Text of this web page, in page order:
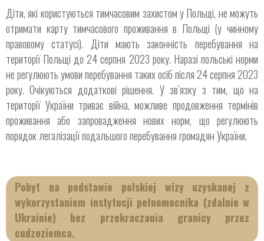
Діти, які користуються тимчасовим захистом у Польщі, не можуть
отримати карту тимчасового проживання в Польщі (у чинному
правовому статусі). Діти мають законність перебування на
території Польщі до 24 серпня 2023 року. Наразі польські норми
не регулюють умови перебування таких осіб після 24 серпня 2023
року. Очікуються додаткові рішення. У зв’язку з тим, що на
території України триває війна, можливе продовження термінів
проживання або запровадження нових норм, що регулюють
порядок легалізації подальшого перебування громадян України.
Pobyt na podstawie polskiej wizy uzyskanej z
wykorzystaniem instytucji pełnomocnika (zdalnie w
Ukrainie) bez przekraczania granicy przez
cudzoziemca.